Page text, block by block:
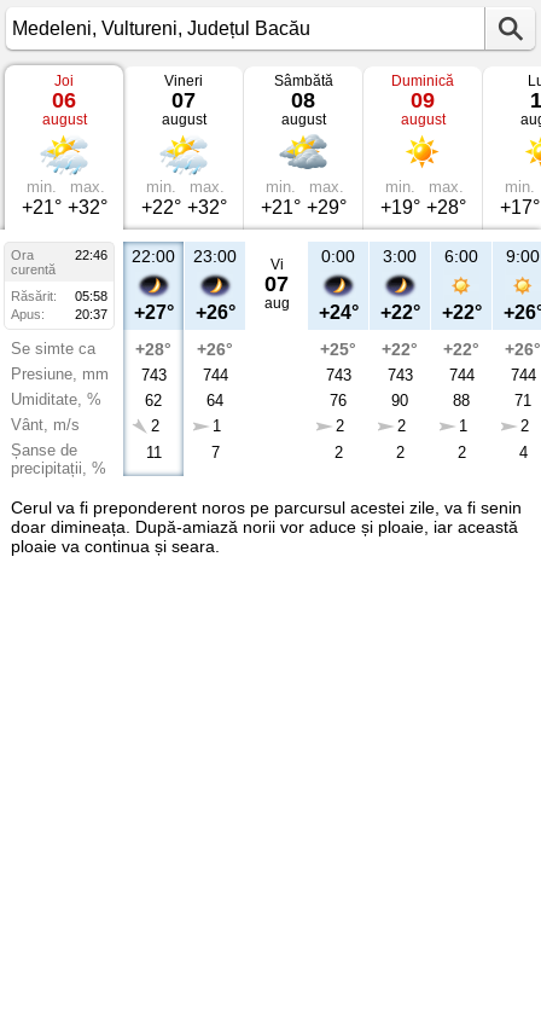
Vremea
Medeleni
Vultureni,
Județul
Bacău
Joi
06
august
min.
+21°
max.
+32°
Vineri
07
august
min.
+22°
max.
+32°
Sâmbătă
08
august
min.
+21°
max.
+29°
Duminică
09
august
min.
+19°
max.
+28°
min.
+17°
Ora
22:46
curentă
Răsărit:
05:58
Apus:
20:37
Se simte ca
Presiune, mm
Umiditate, %
Vânt, m/s
Șanse de
precipitații, %
22:00
+27°
+28°
743
62
2
11
23:00
+26°
+26°
744
64
1
7
Vi
07
aug
0:00
+24°
+25°
743
76
2
2
3:00
+22°
+22°
743
90
2
2
6:00
+22°
+22°
744
88
1
2
9:00
+26°
744
71
2
4
Cerul va fi preponderent noros pe parcursul acestei zile, va fi senin
doar dimineața. După-amiază norii vor aduce și ploaie, iar această
ploaie va continua și seara.